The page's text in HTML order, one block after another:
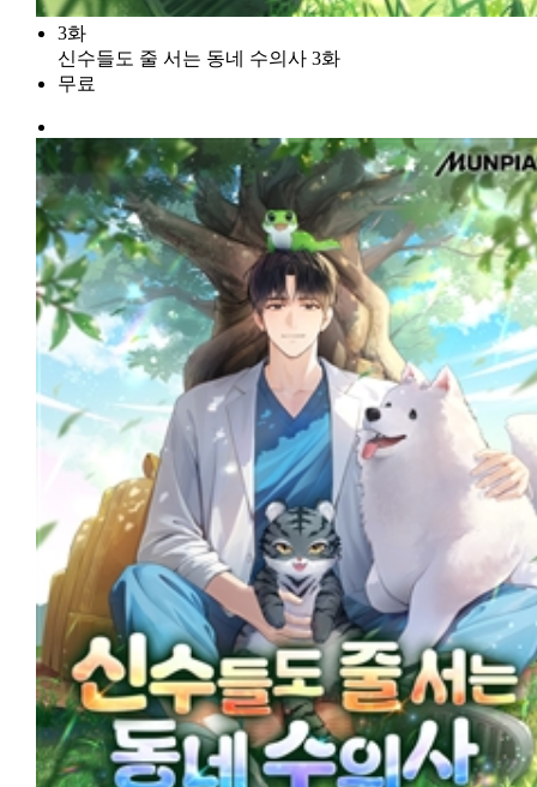
3화
신수들도 줄 서는 동네 수의사 3화
무료